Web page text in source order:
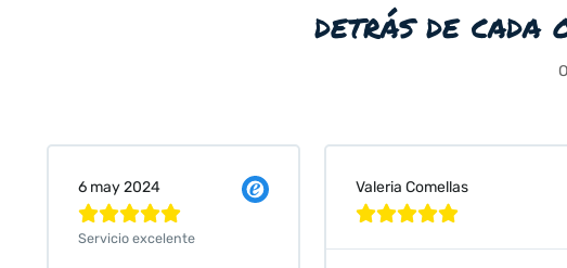
detrás de cada
Valeria Comellas

25 abr 2024
